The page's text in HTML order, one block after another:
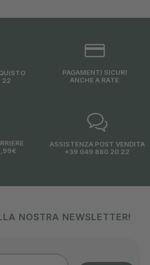
22
PAGAMENTI SICURI
ANCHE A RATE
ASSISTENZA POST VENDITA
+39 049 880 20 22
NOSTRA NEWSLETTER!